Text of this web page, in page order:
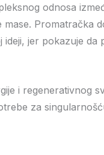
odnosa
Promatračka
jer pokazuje da
i regenerativnog
za